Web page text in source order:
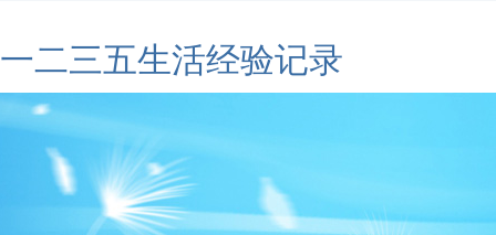
一二三五生活经验记录